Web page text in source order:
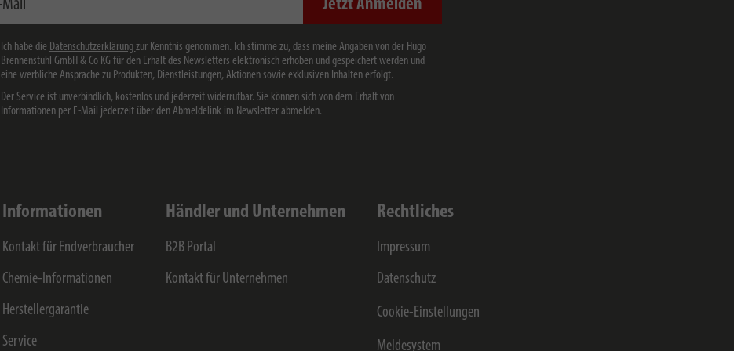
Jetzt Anmelden
Ich habe die Datenschutzerklärungzur Kenntnis genommen. Ich stimme zu, dass meine Angaben von der Hugo
Brennenstuhl GmbH & Co KG für den Erhalt des Newsletters elektronisch erhoben und gespeichert werden und
eine werbliche Ansprache zu Produkten, Dienstleistungen, Aktionen sowie exklusiven Inhalten erfolgt.
Der Service ist unverbindlich, kostenlos und jederzeit widerrufbar. Sie können sich von dem Erhalt von
Informationen per E-Mail jederzeit über den Abmeldelink im Newsletter abmelden.
Informationen
Kontakt für Endverbraucher
Chemie-Informationen
Herstellergarantie
Service
Händler und Unternehmen
B2B Portal
Kontakt für Unternehmen
Rechtliches
Impressum
Datenschutz
Cookie-Einstellungen
Meldesystem